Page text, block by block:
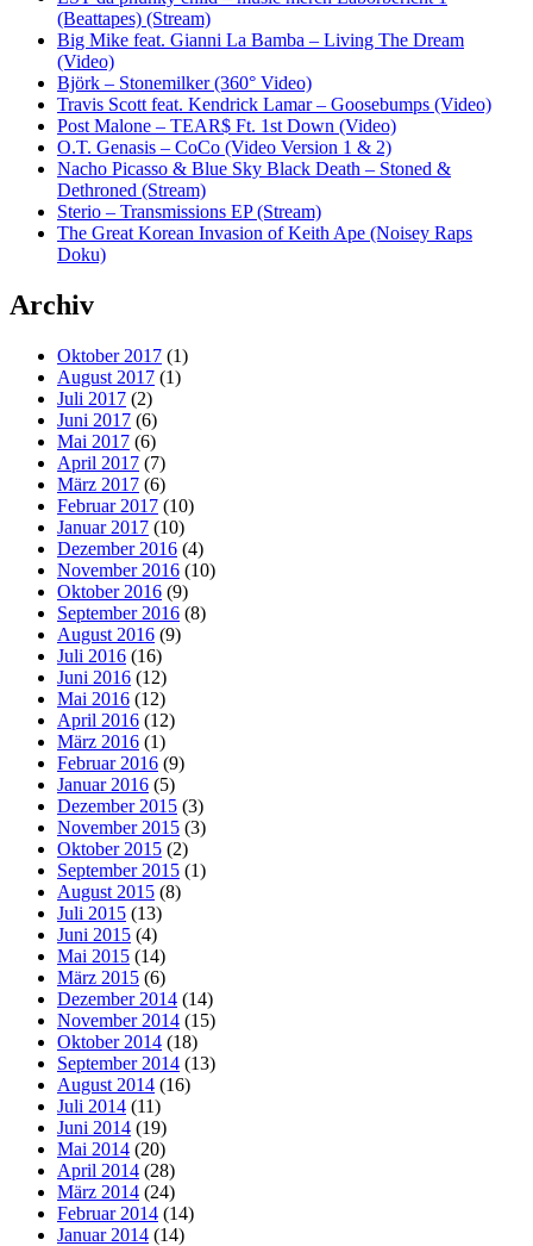
(Beattapes) (Stream)
Big Mike feat. Gianni La Bamba – Living The Dream
(Video)
Björk – Stonemilker (360° Video)
Travis Scott feat. Kendrick Lamar – Goosebumps (Video)
Post Malone – TEAR$ Ft. 1st Down (Video)
O.T. Genasis – CoCo (Video Version 1 & 2)
Nacho Picasso & Blue Sky Black Death – Stoned &
Dethroned (Stream)
Sterio – Transmissions EP (Stream)
The Great Korean Invasion of Keith Ape (Noisey Raps
Doku)
Archiv
Oktober 2017 (1)
August 2017 (1)
Juli 2017 (2)
Juni 2017 (6)
Mai 2017 (6)
April 2017 (7)
März 2017 (6)
Februar 2017 (10)
Januar 2017 (10)
Dezember 2016 (4)
November 2016 (10)
Oktober 2016 (9)
September 2016 (8)
August 2016 (9)
Juli 2016 (16)
Juni 2016 (12)
Mai 2016 (12)
April 2016 (12)
März 2016 (1)
Februar 2016 (9)
Januar 2016 (5)
Dezember 2015 (3)
November 2015 (3)
Oktober 2015 (2)
September 2015 (1)
August 2015 (8)
Juli 2015 (13)
Juni 2015 (4)
Mai 2015 (14)
März 2015 (6)
Dezember 2014 (14)
November 2014 (15)
Oktober 2014 (18)
September 2014 (13)
August 2014 (16)
Juli 2014 (11)
Juni 2014 (19)
Mai 2014 (20)
April 2014 (28)
März 2014 (24)
Februar 2014 (14)
Januar 2014 (14)